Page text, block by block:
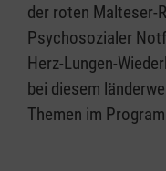
der roten Malteser-
Psychosozialer
Herz-Lungen-
bei diesem
Themen im